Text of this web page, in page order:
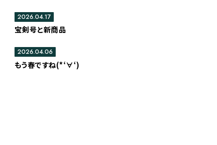
宝剣号と新商品
2026.04.17
もう春ですね(*‘∀‘)
2026.04.06